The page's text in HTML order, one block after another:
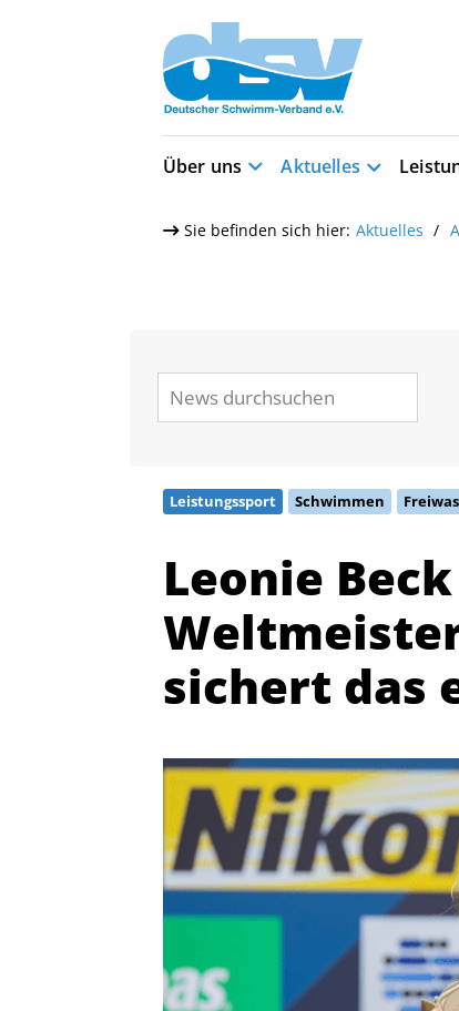
Über uns Aktuelles
Sie befinden sich hier: Aktuelles
Leistungssport Schwimmen
Leonie
sichert das
Quicklinks